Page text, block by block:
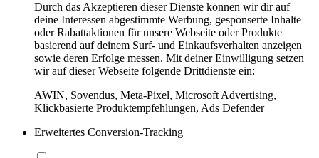
Durch das Akzeptieren dieser Dienste können wir dir auf
deine Interessen abgestimmte Werbung, gesponserte Inhalte
oder Rabattaktionen für unsere Webseite oder Produkte
basierend auf deinem Surf- und Einkaufsverhalten anzeigen
sowie deren Erfolge messen. Mit deiner Einwilligung setzen
wir auf dieser Webseite folgende Drittdienste ein:
AWIN, Sovendus, Meta-Pixel, Microsoft Advertising,
Klickbasierte Produktempfehlungen, Ads Defender
Erweitertes Conversion-Tracking